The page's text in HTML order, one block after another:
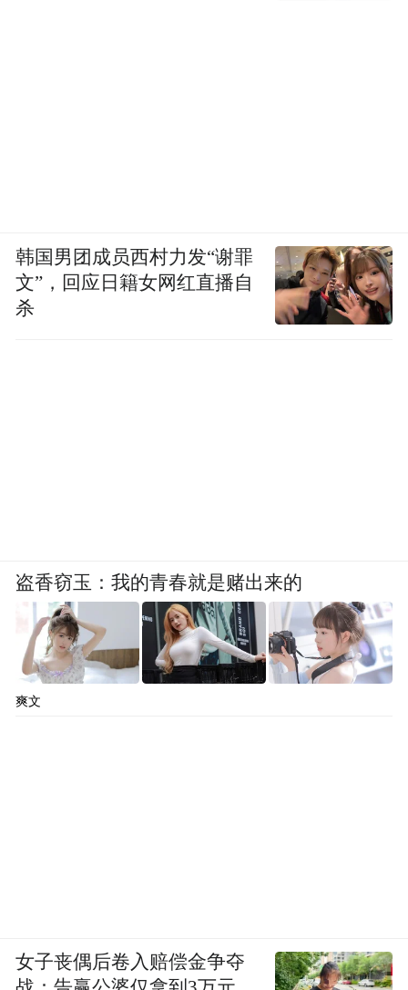
韩国男团成员西村力发“谢罪
文”，回应日籍女网红直播自
杀
盗香窃玉：我的青春就是赌出来的
爽文
女子丧偶后卷入赔偿金争夺